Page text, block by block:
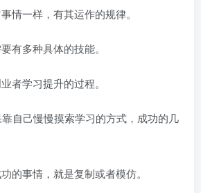
情一样，有其运作的规律。
有多种具体的技能。
者学习提升的过程。
自己慢慢摸索学习的方式，成功的几
的事情，就是复制或者模仿。